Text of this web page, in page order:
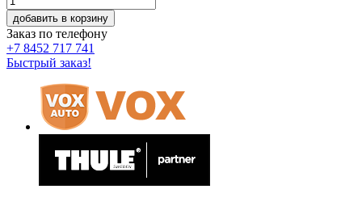
добавить в корзину
Заказ по телефону
+7 8452 717 741
Быстрый заказ!